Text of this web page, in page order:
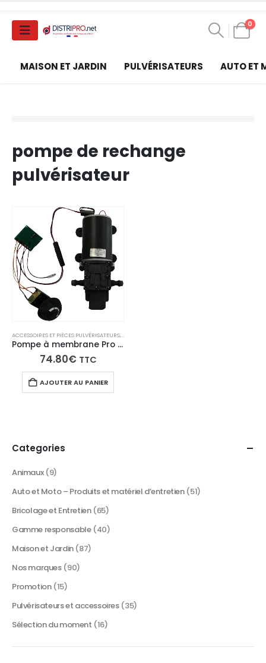
0
MAISON ET JARDIN PULVÉRISATEURS AUTO ET
pompe de rechange
pulvérisateur
ACCESSOIRES ET PIÈCES PULVÉRISATEURS,PIÈCES DÉTACHÉES PRO SPRAYER
Pompe à membrane Pro Sprayer 3/4 Prowax30 avec pressostat – Électrique
74.80€ TTC
AJOUTER AU PANIER
Categories
Animaux (9)
Auto et Moto – Produits et matériel d’entretien (51)
Bricolage et Entretien (65)
Gamme responsable (40)
Maison et Jardin (87)
Nos marques (90)
Promotion (15)
Pulvérisateurs et accessoires (35)
Sélection du moment (16)